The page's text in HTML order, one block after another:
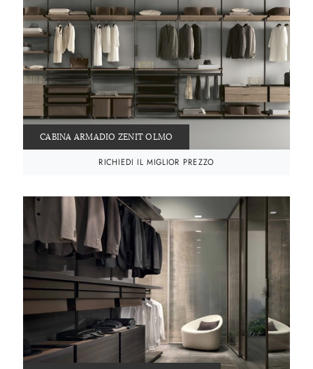
CABINA ARMADIO ZENIT OLMO
RICHIEDI IL MIGLIOR PREZZO